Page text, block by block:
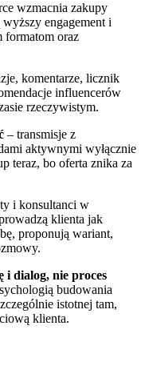
wzmacnia zakupy
engagement i
formatom oraz
komentarze, licznik
influencerów
rzeczywistym.
– transmisje z
aktywnymi wyłącznie
teraz, bo oferta znika za
i konsultanci w
klienta jak
proponują wariant,
i dialog, nie proces
budowania
istotnej tam,
klienta.